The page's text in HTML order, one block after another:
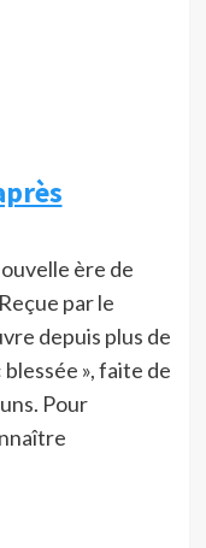
ère de
par le
depuis plus de
», faite de
Pour